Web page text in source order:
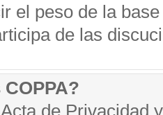
el peso de la
de las
de Privacidad